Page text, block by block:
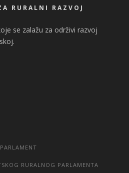
RURALNI RAZVOJ
se zalažu za održivi razvoj
RURALNOG PARLAMENTA